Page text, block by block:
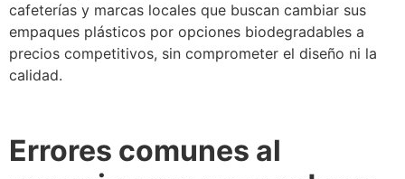
cafeterías y marcas locales que buscan cambiar sus
empaques plásticos por opciones biodegradables a
precios competitivos, sin comprometer el diseño ni la
calidad.
Errores comunes al